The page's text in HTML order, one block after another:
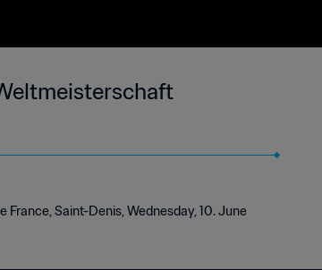
France, Saint-Denis, Wednesday, 10. June